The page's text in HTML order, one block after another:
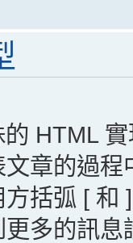
HTML
章的過
括弧 [ 和
多的訊